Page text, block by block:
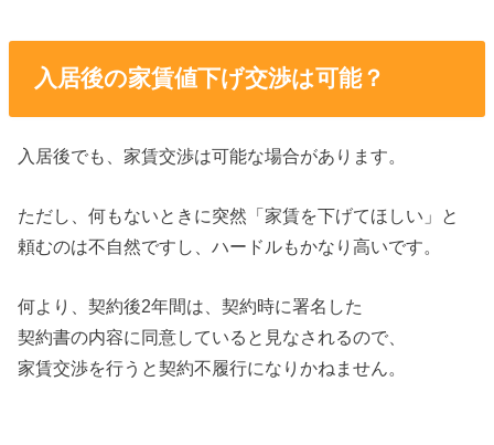
入居後の家賃値下げ交渉は可能？
入居後でも、家賃交渉は可能な場合があります。
ただし、何もないときに突然「家賃を下げてほしい」と
頼むのは不自然ですし、ハードルもかなり高いです。
何より、契約後2年間は、契約時に署名した
契約書の内容に同意していると見なされるので、
家賃交渉を行うと契約不履行になりかねません。